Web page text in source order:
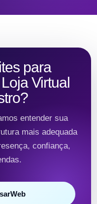
para
Virtual
entender sua
mais adequada
confiança,